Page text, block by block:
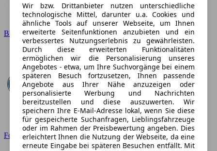
BMW
Ford
Wir bzw. Drittanbieter nutzen unterschiedliche
technologische Mittel, darunter u.a. Cookies und
ähnliche Tools auf unserer Webseite, um Ihnen
erweiterte Seitenfunktionen anzubieten und ein
verbessertes Nutzungserlebnis zu gewährleisten.
Durch diese erweiterten Funktionalitäten
ermöglichen wir die Personalisierung unseres
Angebotes - etwa, um Ihre Suchvorgänge bei einem
späteren Besuch fortzusetzen, Ihnen passende
Angebote aus Ihrer Nähe anzuzeigen oder
personalisierte Werbung und Nachrichten
bereitzustellen und diese auszuwerten. Wir
speichern Ihre E-Mail-Adresse lokal, wenn Sie diese
für gespeicherte Suchanfragen, Lieblingsfahrzeuge
oder im Rahmen der Preisbewertung angeben. Dies
erleichtert Ihnen die Nutzung der Webseite, da eine
erneute Eingabe bei späteren Besuchen entfällt. Mit